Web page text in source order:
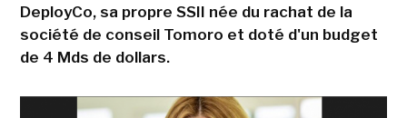
DeployCo, sa propre SSII née du rachat de la
société de conseil Tomoro et doté d'un budget
de 4 Mds de dollars.